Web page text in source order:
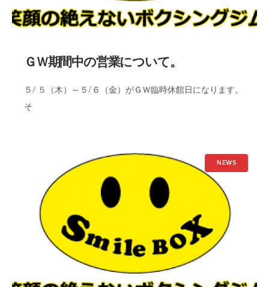
ＧＷ期間中の営業について。
５/ ５（木）～５/６（金）がＧＷ臨時休館日になります。
そ
NEWS